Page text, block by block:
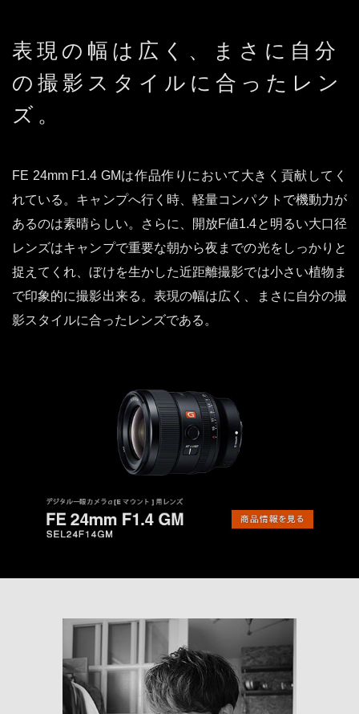
表現の幅は広く、まさに自分
の撮影スタイルに合ったレン
ズ。
FE 24mm F1.4 GMは作品作りにおいて大きく貢献してく
れている。キャンプへ行く時、軽量コンパクトで機動力が
あるのは素晴らしい。さらに、開放F値1.4と明るい大口径
レンズはキャンプで重要な朝から夜までの光をしっかりと
捉えてくれ、ぼけを生かした近距離撮影では小さい植物ま
で印象的に撮影出来る。表現の幅は広く、まさに自分の撮
影スタイルに合ったレンズである。